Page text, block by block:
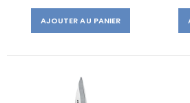
AJOUTER AU PANIER